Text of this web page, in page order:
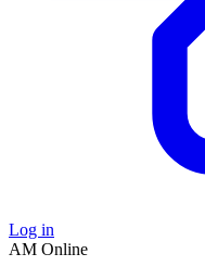
Log in
AM Online